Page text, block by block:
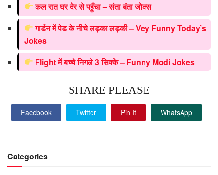
कल रात घर देर से पहुँचा – संता बंता जोक्स
गार्डन में पेड के नीचे लड़का लड़की – Vey Funny Today’s
Jokes
Flight में बच्चे निगले 3 सिक्के – Funny Modi Jokes
SHARE PLEASE
Facebook Twitter Pin It WhatsApp
Categories